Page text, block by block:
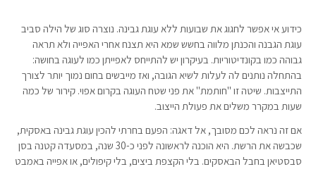
כידוע אי אפשר לחגוג את שבועות ללא עוגת גבינה. נוצרה סוג של הילה סביב
עוגת הגבנה והכנתן מלווה בחשש שמא היא תצנח אחרי האפייה ולא תראה
גבוהה כמו בקונדיטוריות. בעיקרון יש להתייחס לאפייתן כמו לעוגה בחושה:
בהתחלה נותנים לה לעלות לשיא הגובה, ואז מייבשים בחום נמוך יותר לצורך
התייצבות. שיטה זו "חותמת" את פני שטח העוגה בקרום אפוי. קירור של כמה
שעות במקרר משלים את פעולת הייצוב.
אם זה נראה לכם מסובך, אל דאגה: הפעם בחרתי להכין עוגת גבינה באסקית,
שכבשה את הרשת. היא הוכנה לראשונה לפני כ-30 שנה, במסעדה קטנה בסן
סבסטיאן בחבל הבאסקים. בלי הקצפת ביצים, בלי קיפולים, או אפייה באמבט